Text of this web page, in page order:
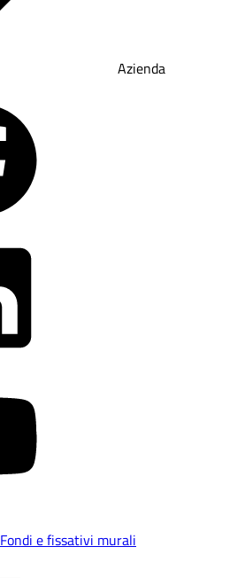
Azienda
Fondi e fissativi murali